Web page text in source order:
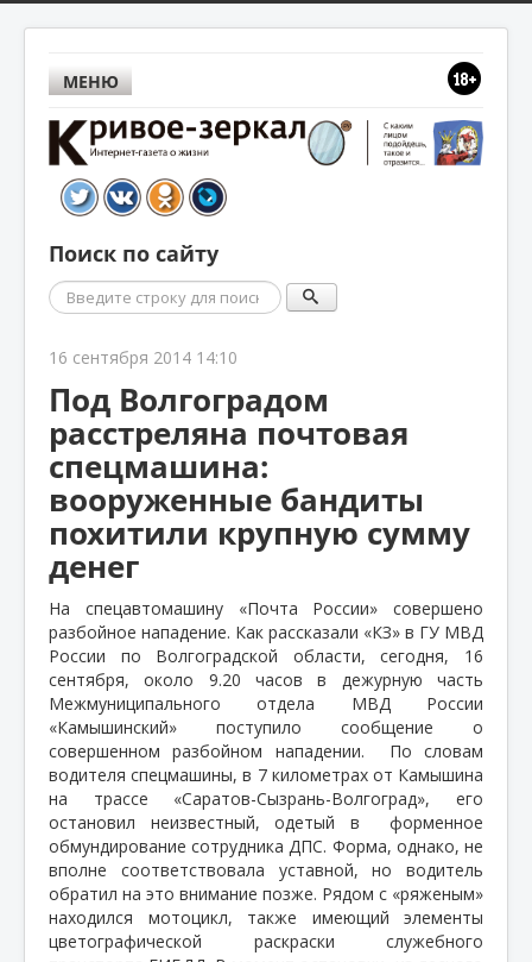
МЕНЮ
Поиск по сайту
Поиск
16 сентября 2014 14:10
Под Волгоградом
расстреляна почтовая
спецмашина:
вооруженные бандиты
похитили крупную сумму
денег
На спецавтомашину «Почта России» совершено
разбойное нападение. Как рассказали «КЗ» в ГУ МВД
России по Волгоградской области, сегодня, 16
сентября, около 9.20 часов в дежурную часть
Межмуниципального отдела МВД России
«Камышинский» поступило сообщение о
совершенном разбойном нападении.
По словам
водителя спецмашины, в 7 километрах от Камышина
на трассе «Саратов-Сызрань-Волгоград», его
остановил неизвестный, одетый в
форменное
обмундирование сотрудника ДПС. Форма, однако, не
вполне соответствовала уставной, но водитель
обратил на это внимание позже. Рядом с «ряженым»
находился мотоцикл, также имеющий элементы
цветографической раскраски служебного